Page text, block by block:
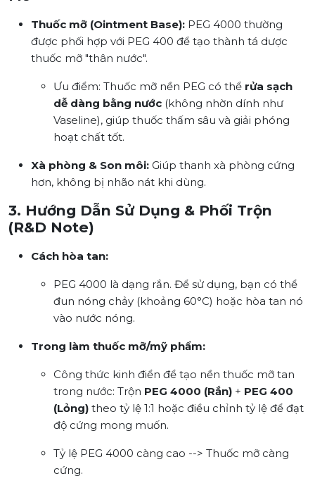
Thuốc mỡ (Ointment Base): PEG 4000 thường
được phối hợp với PEG 400 để tạo thành tá dược
thuốc mỡ "thân nước".
Ưu điểm: Thuốc mỡ nền PEG có thể rửa sạch
dễ dàng bằng nước (không nhờn dính như
Vaseline), giúp thuốc thấm sâu và giải phóng
hoạt chất tốt.
Xà phòng & Son môi: Giúp thanh xà phòng cứng
hơn, không bị nhão nát khi dùng.
3. Hướng Dẫn Sử Dụng & Phối Trộn
(R&D Note)
Cách hòa tan:
PEG 4000 là dạng rắn. Để sử dụng, bạn có thể
đun nóng chảy (khoảng 60°C) hoặc hòa tan nó
vào nước nóng.
Trong làm thuốc mỡ/mỹ phẩm:
Công thức kinh điển để tạo nền thuốc mỡ tan
trong nước: Trộn PEG 4000 (Rắn) + PEG 400
(Lỏng) theo tỷ lệ 1:1 hoặc điều chỉnh tỷ lệ để đạt
độ cứng mong muốn.
Tỷ lệ PEG 4000 càng cao --> Thuốc mỡ càng
cứng.